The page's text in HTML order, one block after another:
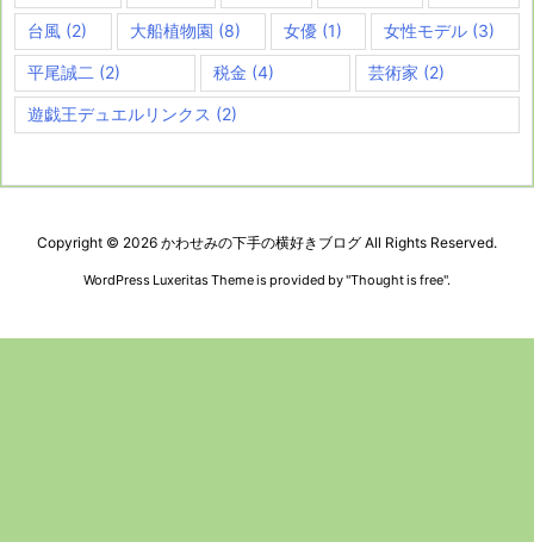
台風 (2) 大船植物園 (8) 女優(1) 女性モデル (3)
平尾誠二 (2) 税金 (4) 芸術家 (2)
遊戯王デュエルリンクス (2)
Copyright © 2026 かわせみの下手の横好きブログ All Rights Reserved.
WordPress Luxeritas Theme is provided by "Thought is free".